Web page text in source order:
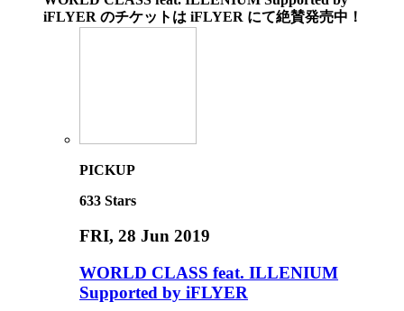
iFLYER の​チケットは iFLYER にて絶賛発売中！
PICKUP
633 Stars
FRI, 28 Jun 2019
WORLD CLASS feat. ILLENIUM
Supported by iFLYER